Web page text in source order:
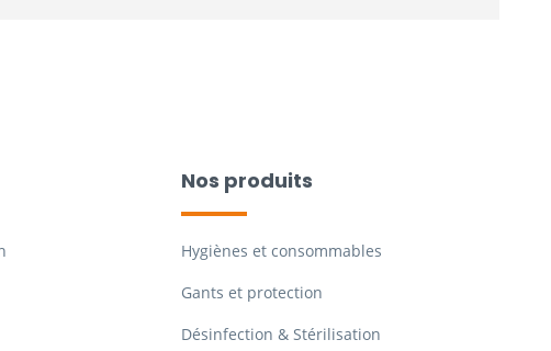
Nos produits
Hygiènes et consommables
Gants et protection
Désinfection & Stérilisation